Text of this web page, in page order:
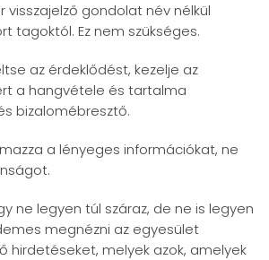
visszajelző gondolat név nélkül
tagoktól. Ez nem szükséges.
az érdeklődést, kezelje az
a hangvétele és tartalma
bizalomébresztő.
a lényeges információkat, ne
ne legyen túl száraz, de ne is legyen
megnézni az egyesület
hirdetéseket, melyek azok, amelyek